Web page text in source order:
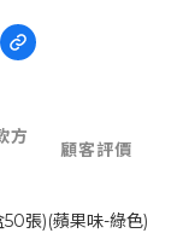
方
顧客評價
張)(蘋果味-綠色)